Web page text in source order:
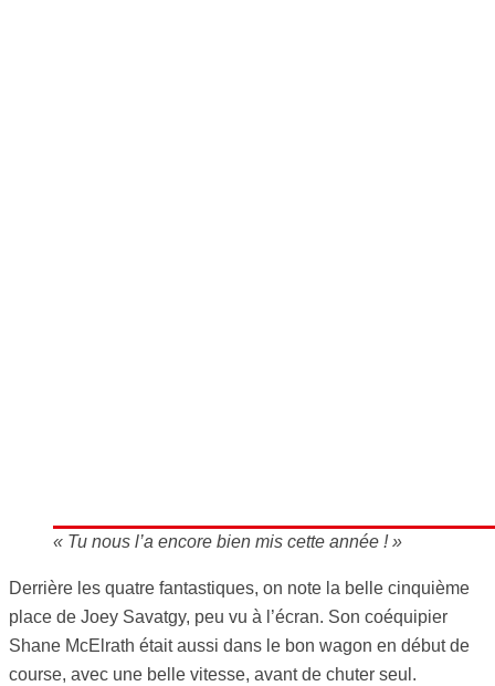
« Tu nous l’a encore bien mis cette année ! »
Derrière les quatre fantastiques, on note la belle cinquième
place de Joey Savatgy, peu vu à l’écran. Son coéquipier
Shane McElrath était aussi dans le bon wagon en début de
course, avec une belle vitesse, avant de chuter seul.